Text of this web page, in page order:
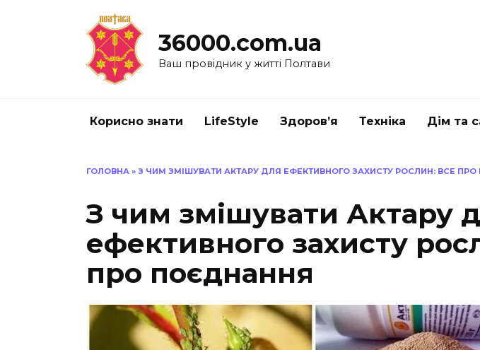
36000.com.ua
Ваш провідник у житті Полтави
Корисно знати LifeStyle Здоров’я Техніка Дім та
ГОЛОВНА » З ЧИМ ЗМІШУВАТИ АКТАРУ ДЛЯ ЕФЕКТИВНОГО ЗАХИСТУ РОСЛИН: ВСЕ
З чим змішувати Актару
ефективного захисту
про поєднання